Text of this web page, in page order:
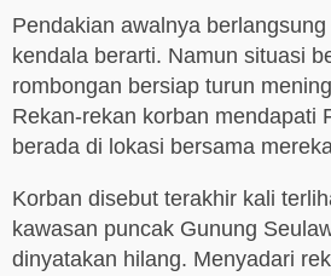
Pendakian awalnya
kendala berarti. Namun situasi
rombongan bersiap turun
Rekan-rekan korban mendapati
berada di lokasi bersama
Korban disebut terakhir kali
kawasan puncak Gunung
dinyatakan hilang. Menyadari